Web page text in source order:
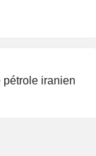
pétrole iranien